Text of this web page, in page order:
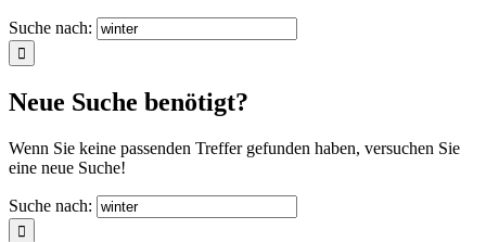
Suche nach:
Neue Suche benötigt?
Wenn Sie keine passenden Treffer gefunden haben, versuchen Sie
eine neue Suche!
Suche nach: